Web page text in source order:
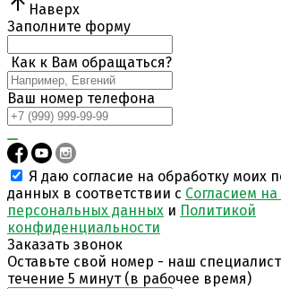
Наверх
Заполните форму
Как к Вам обращаться?
Ваш номер телефона
Я даю согласие на обработку моих
данных в соответствии с Согласием
персональных данных и Политикой
конфиденциальности
Заказать звонок
Оставьте свой номер - наш
течение 5 минут (в рабочее время)